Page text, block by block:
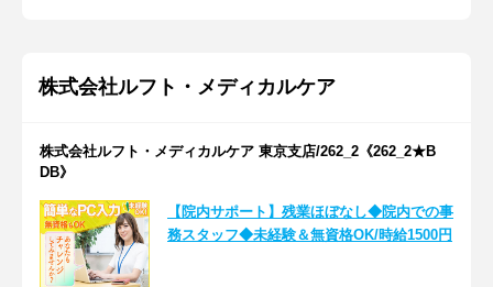
株式会社ルフト・メディカルケア
株式会社ルフト・メディカルケア 東京支店/262_2《262_2★B
DB》
【院内サポート】残業ほぼなし◆院内での事
務スタッフ◆未経験＆無資格OK/時給1500円